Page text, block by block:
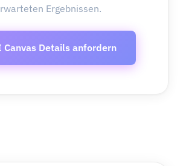
Ergebnissen.
Canvas Details anfordern